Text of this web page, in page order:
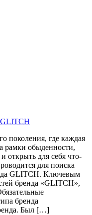
GLITCH
поколения, где каждая
рамки обыденности,
открыть для себя что-
для поиска
GLITCH. Ключевым
бренда «GLITCH»,
бренда
Был […]